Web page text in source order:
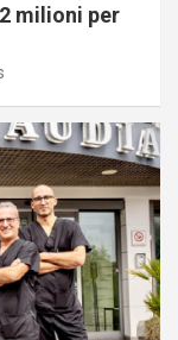
milioni per